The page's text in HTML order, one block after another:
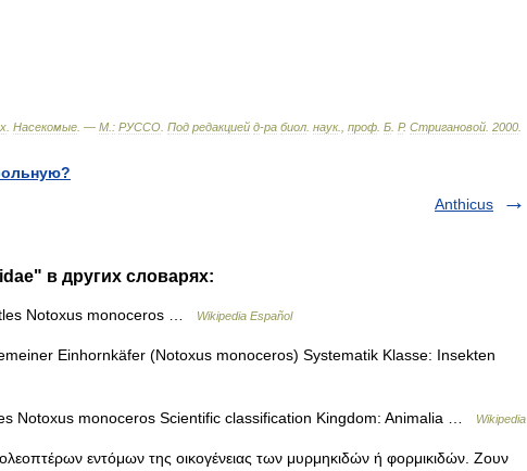
Насекомые . — М : РУССО Под редакцией д-ра биол наук., проф Б Р. Стригановой 2000
Anthicus
в других словарях:
Notoxus monoceros … Wikipedia Español
Einhornkäfer (Notoxus monoceros) Systematik Klasse: Insekten
Notoxus monoceros Scientific classification Kingdom: Animalia … Wikipedia
εντόμων της οικογένειας των μυρμηκιδών ή φορμικιδών. Ζουν